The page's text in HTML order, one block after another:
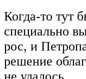
Когда-то тут
специально
рос, и
решение